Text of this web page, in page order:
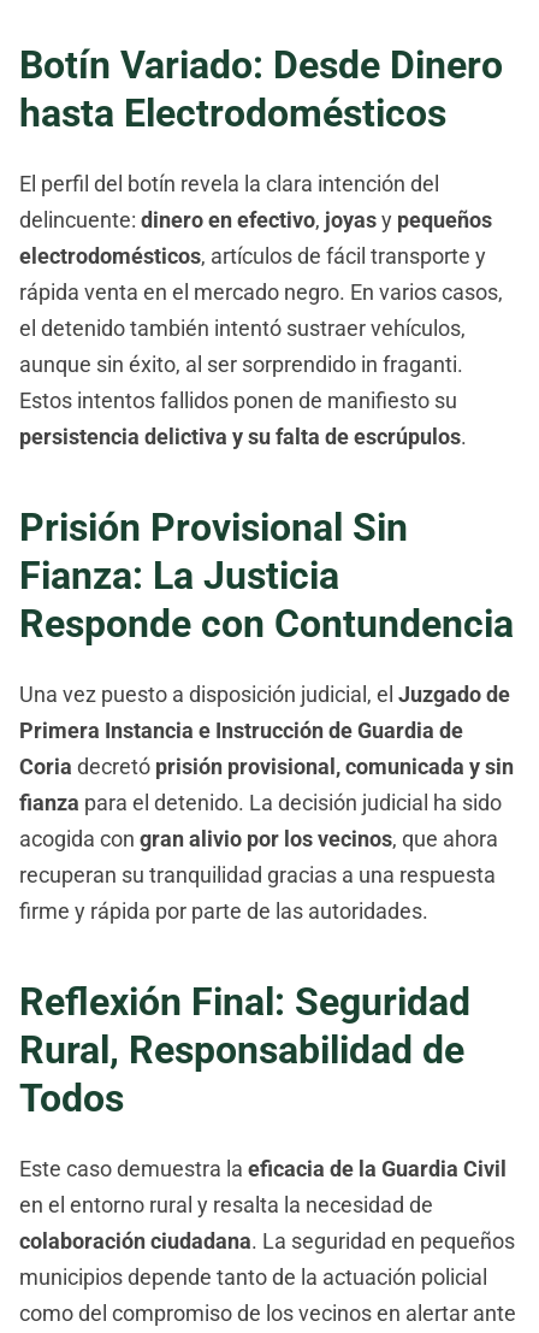
Botín Variado: Desde Dinero
hasta Electrodomésticos
El perfil del botín revela la clara intención del
delincuente: dinero en efectivo, joyasy pequeños
electrodomésticos, artículos de fácil transporte y
rápida venta en el mercado negro. En varios casos,
el detenido también intentó sustraer vehículos,
aunque sin éxito, al ser sorprendido in fraganti.
Estos intentos fallidos ponen de manifiesto su
persistencia delictiva y su falta de escrúpulos.
Prisión Provisional Sin
Fianza: La Justicia
Responde con Contundencia
Una vez puesto a disposición judicial, el Juzgado de
Primera Instancia e Instrucción de Guardia de
Coria decretó prisión provisional, comunicada y sin
fianza para el detenido. La decisión judicial ha sido
acogida con gran alivio por los vecinos, que ahora
recuperan su tranquilidad gracias a una respuesta
firme y rápida por parte de las autoridades.
Reflexión Final: Seguridad
Rural, Responsabilidad de
Todos
Este caso demuestra la eficacia de la Guardia Civil
en el entorno rural y resalta la necesidad de
colaboración ciudadana. La seguridad en pequeños
municipios depende tanto de la actuación policial
como del compromiso de los vecinos en alertar ante